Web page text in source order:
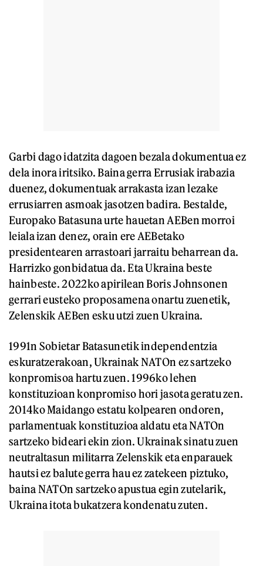
Garbi dago idatzita dagoen bezala dokumentua ez
dela inora iritsiko. Baina gerra Errusiak irabazia
duenez, dokumentuak arrakasta izan lezake
errusiarren asmoak jasotzen badira. Bestalde,
Europako Batasuna urte hauetan AEBen morroi
leiala izan denez, orain ere AEBetako
presidentearen arrastoari jarraitu beharrean da.
Harrizko gonbidatua da. Eta Ukraina beste
hainbeste. 2022ko apirilean Boris Johnsonen
gerrari eusteko proposamena onartu zuenetik,
Zelenskik AEBen esku utzi zuen Ukraina.
1991n Sobietar Batasunetik independentzia
eskuratzerakoan, Ukrainak NATOn ez sartzeko
konpromisoa hartu zuen. 1996ko lehen
konstituzioan konpromiso hori jasota geratu zen.
2014ko Maidango estatu kolpearen ondoren,
parlamentuak konstituzioa aldatu eta NATOn
sartzeko bideari ekin zion. Ukrainak sinatu zuen
neutraltasun militarra Zelenskik eta enparauek
hautsi ez balute gerra hau ez zatekeen piztuko,
baina NATOn sartzeko apustua egin zutelarik,
Ukraina itota bukatzera kondenatu zuten.